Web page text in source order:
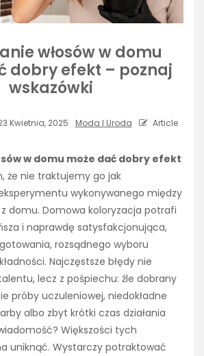
włosów w domu
dobry efekt – poznaj
wskazówki
Kwietnia, 2025 Moda I Uroda Article
w domu może dać dobry efekt
że nie traktujemy go jak
wykonywanego między
domu. Domowa koloryzacja potrafi
i naprawdę satysfakcjonująca,
rozsądnego wyboru
Najczęstsze błędy nie
lecz z pośpiechu: źle dobrany
próby uczuleniowej, niedokładne
albo zbyt krótki czas działania
Większości tych
uniknąć. Wystarczy potraktować